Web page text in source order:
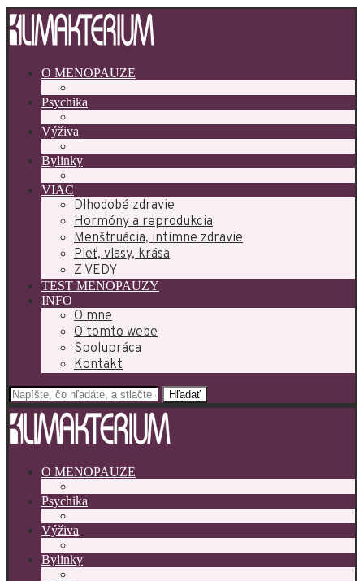
O MENOPAUZE
Psychika
Výživa
Bylinky
VIAC
Dlhodobé zdravie
Hormóny a reprodukcia
Menštruácia, intímne zdravie
Pleť, vlasy, krása
Z VEDY
TEST MENOPAUZY
INFO
O mne
O tomto webe
Spolupráca
Kontakt
Hľadať
O MENOPAUZE
Psychika
Výživa
Bylinky